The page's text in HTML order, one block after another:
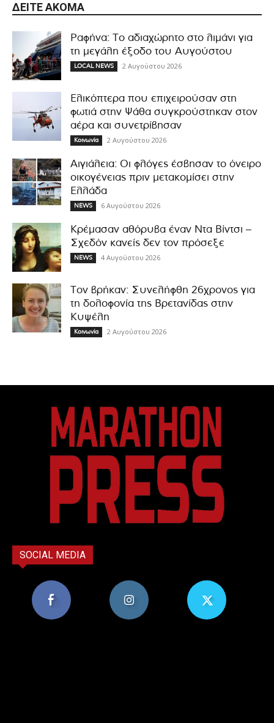
ΔΕΊΤΕ ΑΚΌΜΑ
Ραφήνα: Το αδιαχώρητο στο λιμάνι για
τη μεγάλη έξοδο του Αυγούστου
LOCAL NEWS 2 Αυγούστου 2026
Ελικόπτερα που επιχειρούσαν στη
φωτιά στην Ψάθα συγκρούστηκαν στον
αέρα και συνετρίβησαν
Κοινωνία 2 Αυγούστου 2026
Αιγιάλεια: Οι φλόγες έσβησαν το όνειρο
οικογένειας πριν μετακομίσει στην
Ελλάδα
NEWS 6 Αυγούστου 2026
Κρέμασαν αθόρυβα έναν Ντα Βίντσι –
Σχεδόν κανείς δεν τον πρόσεξε
NEWS 4 Αυγούστου 2026
Τον βρήκαν: Συνελήφθη 26χρονος για
τη δολοφονία της Βρετανίδας στην
Κυψέλη
Κοινωνία 2 Αυγούστου 2026
SOCIAL MEDIA